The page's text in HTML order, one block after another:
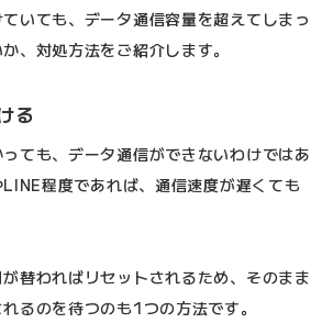
いても、データ通信容量を超えてしまっ
、対処方法をご紹介します。
る
ても、データ通信ができないわけではあ
程度であれば、通信速度が遅くても
替わればリセットされるため、そのまま
るのを待つのも1つの方法です。